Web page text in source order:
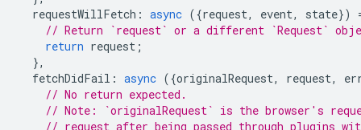
requestWillFetch : async ({request, event, state})
// Return `request` or a different `Request`
return request ;
},
fetchDidFail : async ({originalRequest, request,
// No return expected.
// Note: `originalRequest` is the browser's
// request after being passed through plugins